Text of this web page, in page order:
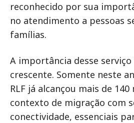
reconhecido por sua
no atendimento a pessoas
famílias.
A importância desse serviço
crescente. Somente neste
RLF já alcançou mais de
contexto de migração com
conectividade, essenciais